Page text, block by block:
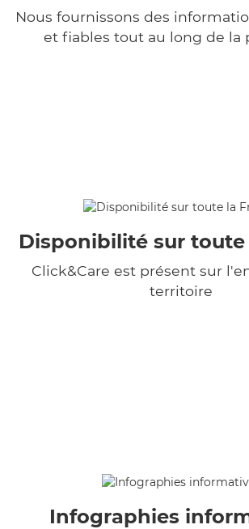
Nous fournissons des
et fiables tout au long de la
Disponibilité sur toute
Click&Care est présent sur
territoire
Infographies